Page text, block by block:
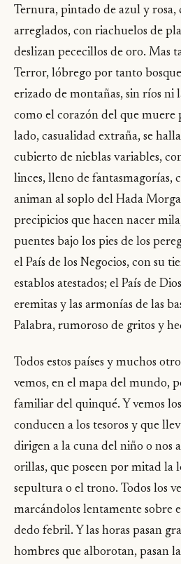
Ternura, pintado de azul y rosa,
arreglados, con riachuelos de
deslizan pececillos de oro. Mas
Terror, lóbrego por tanto
erizado de montañas, sin ríos ni
como el corazón del que muere
lado, casualidad extraña, se
cubierto de nieblas variables,
linces, lleno de fantasmagorías,
animan al soplo del Hada
precipicios que hacen nacer
puentes bajo los pies de los
el País de los Negocios, con su
establos atestados; el País de
eremitas y las armonías de las
Palabra, rumoroso de gritos y
Todos estos países y muchos
vemos, en el mapa del mundo,
familiar del quinqué. Y vemos
conducen a los tesoros y que
dirigen a la cuna del niño o nos
orillas, que poseen por mitad la
sepultura o el trono. Todos los
marcándolos lentamente sobre
dedo febril. Y las horas pasan
hombres que alborotan, pasan